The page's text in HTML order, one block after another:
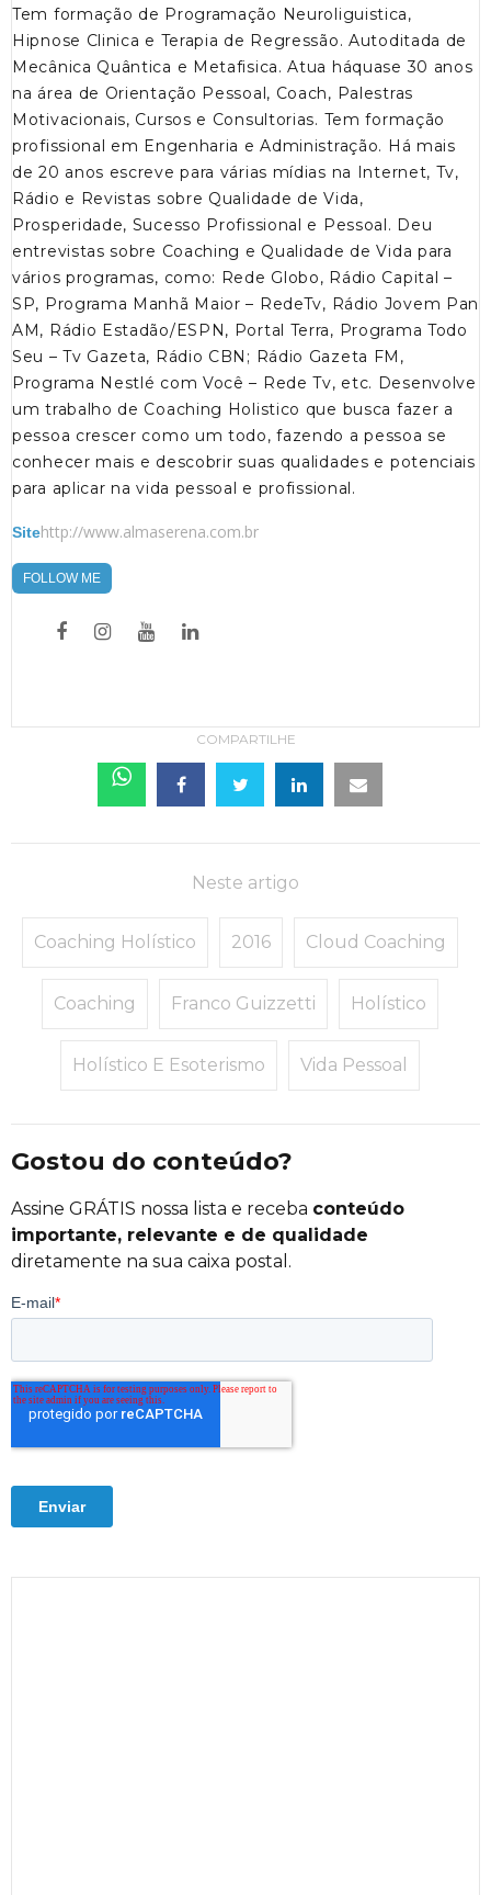
Tem formação de Programação Neuroliguistica,
Hipnose Clinica e Terapia de Regressão. Autoditada de
Mecânica Quântica e Metafisica. Atua háquase 30 anos
na área de Orientação Pessoal, Coach, Palestras
Motivacionais, Cursos e Consultorias. Tem formação
profissional em Engenharia e Administração. Há mais
de 20 anos escreve para várias mídias na Internet, Tv,
Rádio e Revistas sobre Qualidade de Vida,
Prosperidade, Sucesso Profissional e Pessoal. Deu
entrevistas sobre Coaching e Qualidade de Vida para
vários programas, como: Rede Globo, Rádio Capital –
SP, Programa Manhã Maior – RedeTv, Rádio Jovem Pan
AM, Rádio Estadão/ESPN, Portal Terra, Programa Todo
Seu – Tv Gazeta, Rádio CBN; Rádio Gazeta FM,
Programa Nestlé com Você – Rede Tv, etc. Desenvolve
um trabalho de Coaching Holistico que busca fazer a
pessoa crescer como um todo, fazendo a pessoa se
conhecer mais e descobrir suas qualidades e potenciais
para aplicar na vida pessoal e profissional.
Sitehttp://www.almaserena.com.br
FOLLOW ME
COMPARTILHE
Neste artigo
Coaching Holístico 2016 Cloud Coaching
Coaching Franco Guizzetti Holístico
Holístico E Esoterismo Vida Pessoal
Gostou do conteúdo?
Assine GRÁTIS nossa lista e receba conteúdo
importante, relevante e de qualidade
diretamente na sua caixa postal.